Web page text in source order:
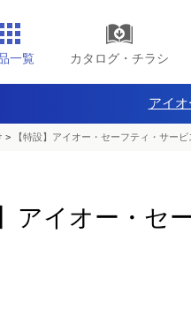
一覧 カタログ・チラシ
アイ
> 【特設】アイオー・セーフティ・サービ
アイオー・セ